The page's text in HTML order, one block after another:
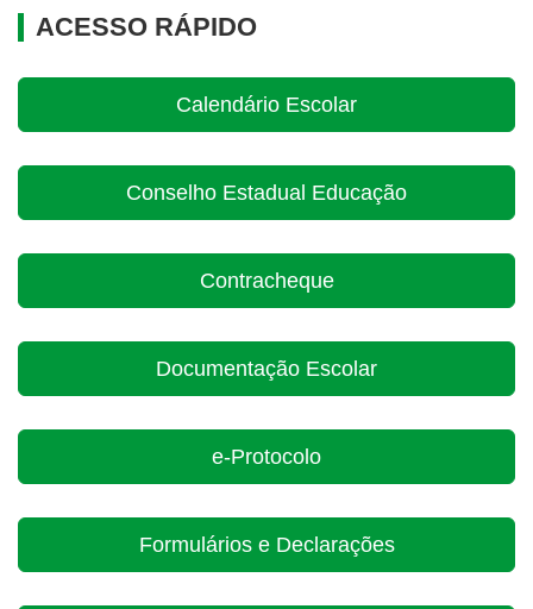
ACESSO RÁPIDO
Calendário Escolar
Conselho Estadual Educação
Contracheque
Documentação Escolar
e-Protocolo
Formulários e Declarações